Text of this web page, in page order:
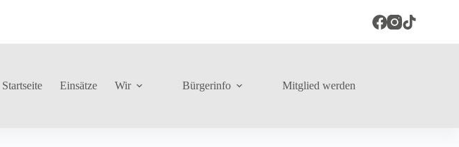
Startseite Einsätze Wir Bürgerinfo Mitglied werden